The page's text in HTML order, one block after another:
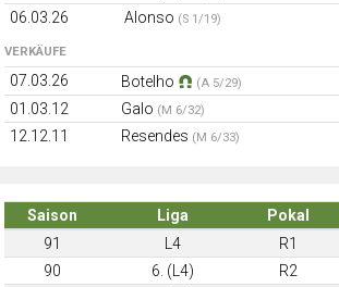
06.03.26
Alonso (S 1/19)
VERKÄUFE
07.03.26 Botelho (A 5/29)
01.03.12
Galo (M 6/32)
12.12.11
Resendes (M 6/33)
Saison Liga Pokal
91
L4 R1
90
6. (L4) R2